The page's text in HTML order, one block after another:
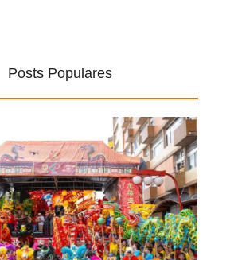
Posts Populares